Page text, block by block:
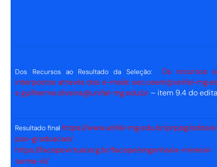
Dos Recursos ao Resultado da Seleção:
Os recursos
interpostos através dos e-mails:sec.ceem@unifal-
e guilherme.oliveira@unifal-mg.edu.br– item 9.4 do
Resultado final https://www.unifal-mg.edu.br/prppg/
pos-graduacao/
https://facepevirtual.org.br/facepe/engenharia-mineral-
turma-iii/